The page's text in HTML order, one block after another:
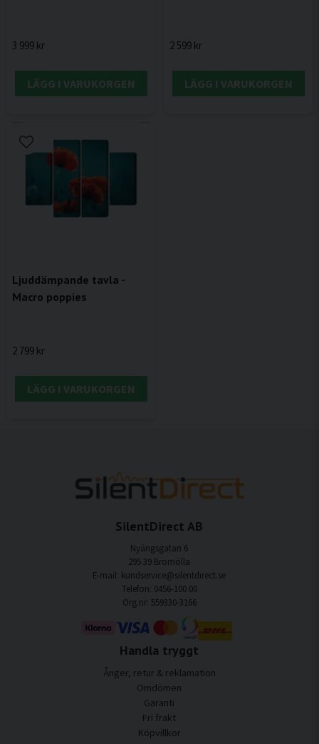
3 999 kr
LÄGG I VARUKORGEN
2 599 kr
LÄGG I VARUKORGEN
Ljuddämpande tavla -
Macro poppies
2 799 kr
LÄGG I VARUKORGEN
SilentDirect AB
Nyängsgatan 6
295 39 Bromölla
E-mail: kundservice@silentdirect.se
Telefon: 0456-100 00
Org.nr: 559330-3166
Handla tryggt
Ånger, retur & reklamation
Omdömen
Garanti
Fri frakt
Köpvillkor